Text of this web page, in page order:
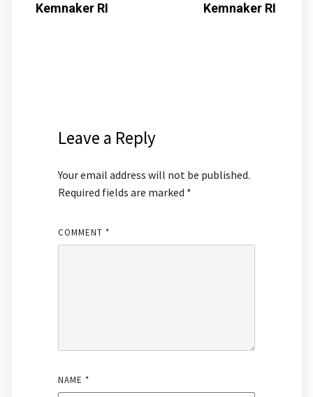
Kemnaker RI
Kemnaker RI
Leave a Reply
Your email address will not be published.
Required fields are marked *
COMMENT *
NAME *